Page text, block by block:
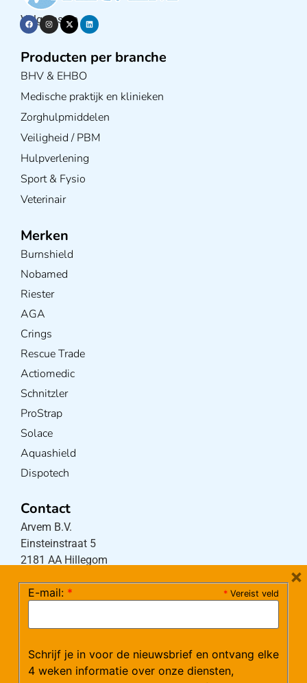
Volg ons op
Producten per branche
BHV & EHBO
Medische praktijk en klinieken
Zorghulpmiddelen
Veiligheid / PBM
Hulpverlening
Sport & Fysio
Veterinair
Merken
Burnshield
Nobamed
Riester
AGA
Crings
Rescue Trade
Actiomedic
Schnitzler
ProStrap
Solace
Aquashield
Dispotech
Contact
Arvem B.V.
Einsteinstraat 5
2181 AA Hillegom
(maandag – donderdag 08:30-17:15 uur / vrijdag
Mail:klantenservice@arvem.nl
* Vereist veld
E-mail: *
Schrijf je in voor de nieuwsbrief en ontvang elke
4 weken informatie over onze diensten,
×